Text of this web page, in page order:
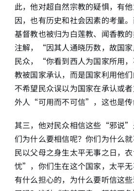
此，他对超自然宗教的疑惧，有
因，也有历史和社会因素的考量
基督教也被归为白莲教、闻香教
注解，“因其人通晓历数，故国
民众，“你看到西人为国家所用
教被国家承认，而是国家利用他
不希望民众误以为国家在承认或者
外人“可用而不可信”，这也是传
其三，他对民众相信这些“邪说”
们为什么要相信呢？你们为什么
民以父母之身生太平无事之日，
忧”，你们生在这个国家，太平
有什么担心的，为什么要听信这